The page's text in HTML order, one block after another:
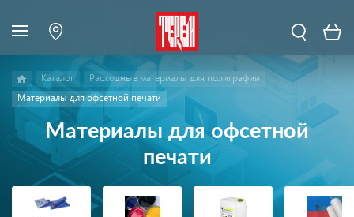
Каталог
Расходные материалы для полиграфии
Материалы для офсетной печати
Материалы для офсетной
печати